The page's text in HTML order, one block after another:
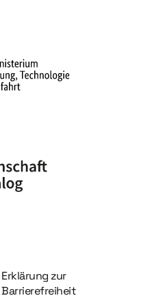
Information und Service
Erklärung zur
Barrierefreiheit